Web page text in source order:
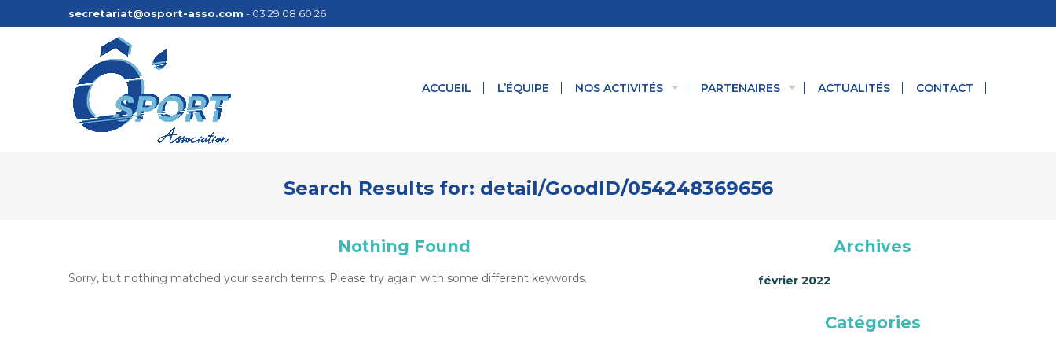
secretariat@osport-asso.com - 03 29 08 60 26
ACCUEIL L’ÉQUIPE NOS ACTIVITÉS PARTENAIRES ACTUALITÉS CONTACT
Search Results for: detail/GoodID/054248369656
Nothing Found
Sorry, but nothing matched your search terms. Please try again with some different keywords.
Archives
février 2022
Catégories